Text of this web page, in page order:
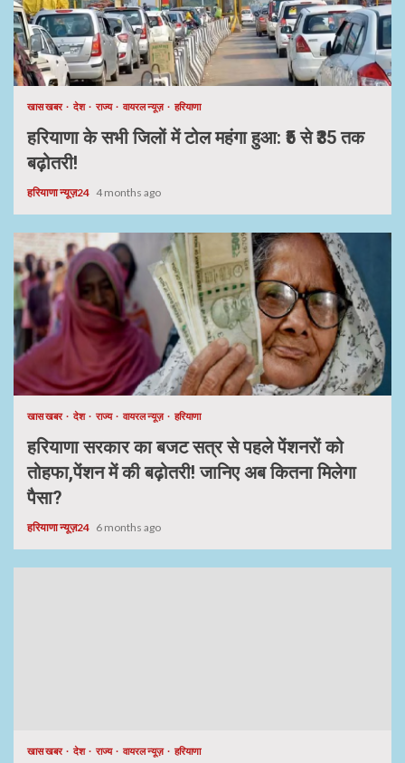
खास खबर देश राज्य वायरल न्यूज़ हरियाणा
हरियाणा के सभी जिलों में टोल महंगा हुआ: ₹5 से ₹35 तक
बढ़ोतरी!
हरियाणा न्यूज़24 4 months ago
खास खबर देश राज्य वायरल न्यूज़ हरियाणा
हरियाणा सरकार का बजट सत्र से पहले पेंशनरों को
तोहफा,पेंशन में की बढ़ोतरी! जानिए अब कितना मिलेगा
पैसा?
हरियाणा न्यूज़24 6 months ago
खास खबर देश राज्य वायरल न्यूज़ हरियाणा